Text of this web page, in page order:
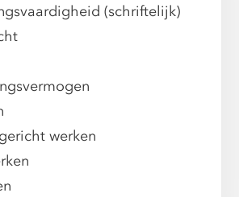
(schriftelijk)
werken